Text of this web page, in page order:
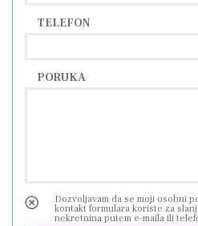
TELEFON
PORUKA
Dozvoljavam da se moji osobni
kontakt formulara koriste za
nekretnina putem e-maila ili